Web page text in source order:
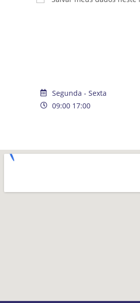
Segunda - Sexta
09:00 17:00